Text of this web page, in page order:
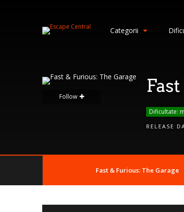
Categorii
Follow
Dificultate:
RELEASE
Fast & Furious: The Garage